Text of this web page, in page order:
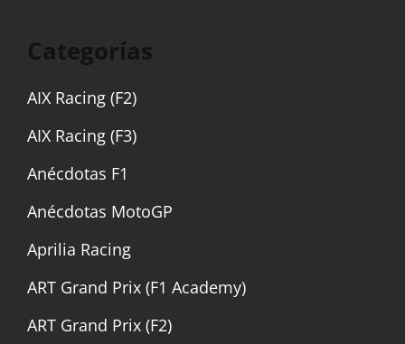
Categorías
AIX Racing (F2)
AIX Racing (F3)
Anécdotas F1
Anécdotas MotoGP
Aprilia Racing
ART Grand Prix (F1 Academy)
ART Grand Prix (F2)